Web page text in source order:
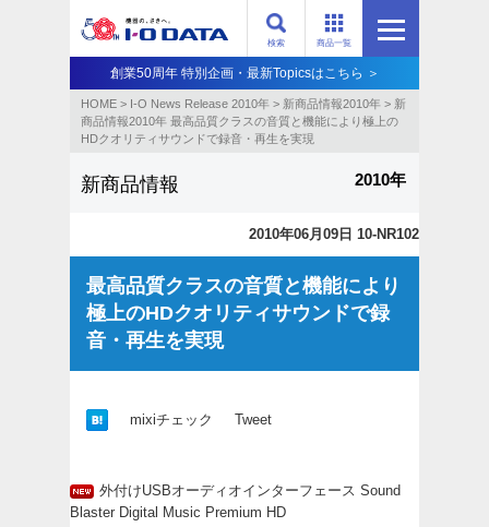
商品一覧
検索
創業50周年 特別企画・最新Topicsはこちら ＞
HOME > I-O News Release 2010年 > 新商品情報2010年 > 新
商品情報2010年 最高品質クラスの音質と機能により極上の
HDクオリティサウンドで録音・再生を実現
新商品情報 2010年
2010年06月09日 10-NR102
最高品質クラスの音質と機能により
極上のHDクオリティサウンドで録
音・再生を実現
mixiチェック Tweet
外付けUSBオーディオインターフェース Sound
Blaster Digital Music Premium HD